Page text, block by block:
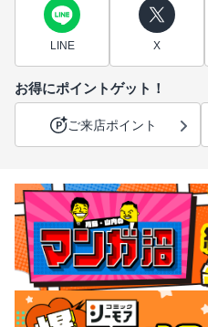
LINE X
お得にポイントゲット！
ご来店ポイント